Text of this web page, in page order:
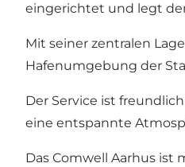
eingerichtet und legt
Mit seiner zentralen
Hafenumgebung der
Der Service ist
eine entspannte
Das Comwell Aarhus ist